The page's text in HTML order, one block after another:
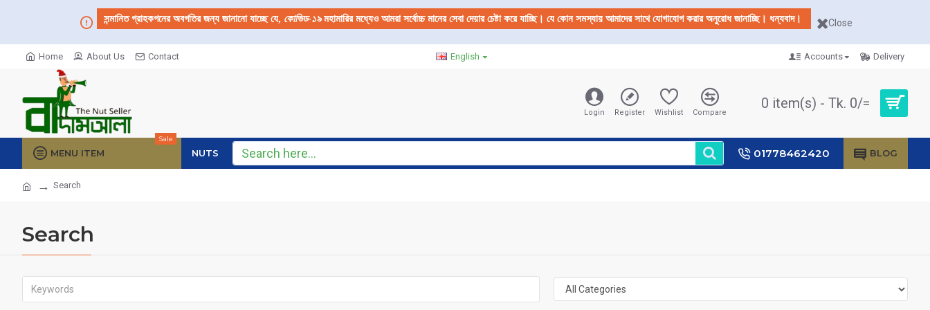
সন্মানিত গ্রাহকগনের অবগতির জন্য জানানো যাচ্ছে যে, কোভিড-১৯মহামারির মধ্যেও আমরা সর্বোচ্চ মানের সেবা দেয়ার চেষ্টা করে যাচ্ছি। যে কোন সমস্যায় আমাদের সাথে যোগাযোগ করার অনুরোধ জানাচ্ছি। ধন্যবাদ। Close
Home About Us Contact English Accounts Delivery
Login Register Wishlist Compare
0 item(s) - Tk. 0/=
MENU ITEM
Sale
NUTS 01778462420 BLOG
Search
Search